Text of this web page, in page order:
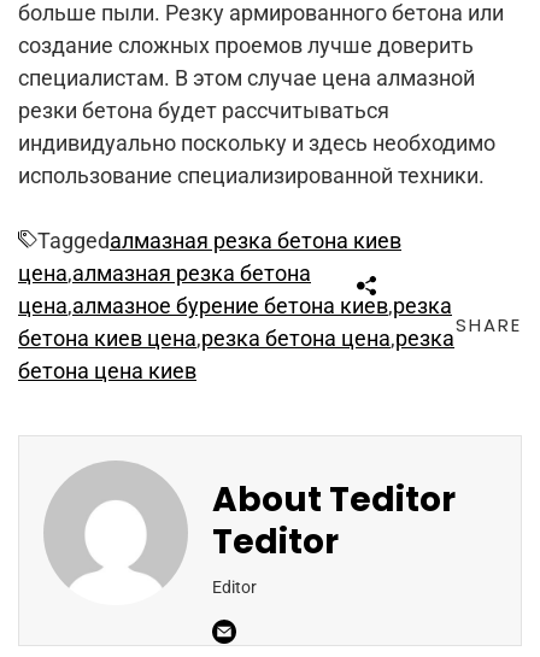
больше пыли. Резку армированного бетона или
создание сложных проемов лучше доверить
специалистам. В этом случае цена алмазной
резки бетона будет рассчитываться
индивидуально поскольку и здесь необходимо
использование специализированной техники.
Taggedалмазная резка бетона киев
цена,алмазная резка бетона
цена,алмазное бурение бетона киев,резка
бетона киев цена,резка бетона цена,резка
бетона цена киев
SHARE
About Teditor
Teditor
Editor